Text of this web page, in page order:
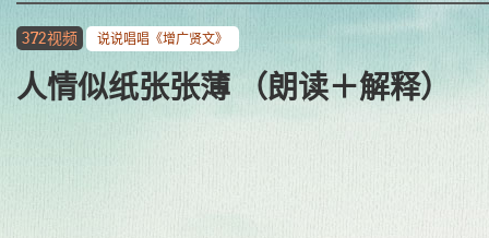
372视频 说说唱唱《增广贤文》
人情似纸张张薄 （朗读＋解释）